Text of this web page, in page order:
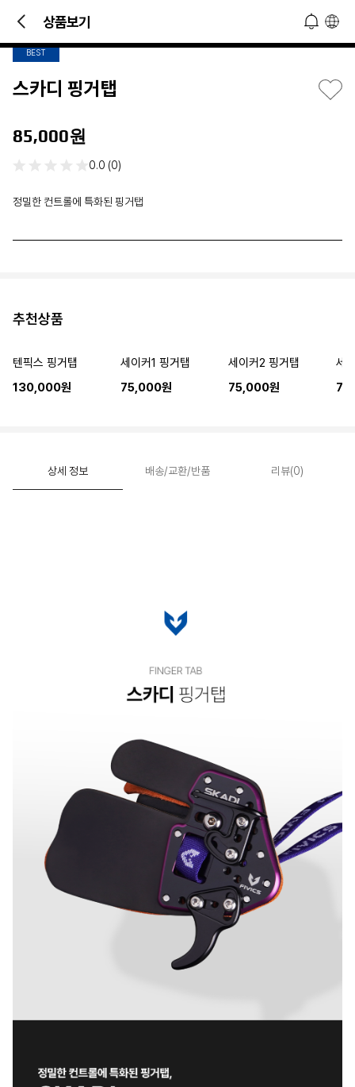
문의 및 소식 접하기!
오늘 하루 열지 않기
상품보기
BEST
스카디 핑거탭
85,000원
0.0 (0)
정밀한 컨트롤에 특화된 핑거탭
추천상품
텐픽스 핑거탭
130,000원
세이커1 핑거탭
75,000원
세이커2 핑거탭
75,000원
세
상세 정보 배송/교환/반품 리뷰(0)